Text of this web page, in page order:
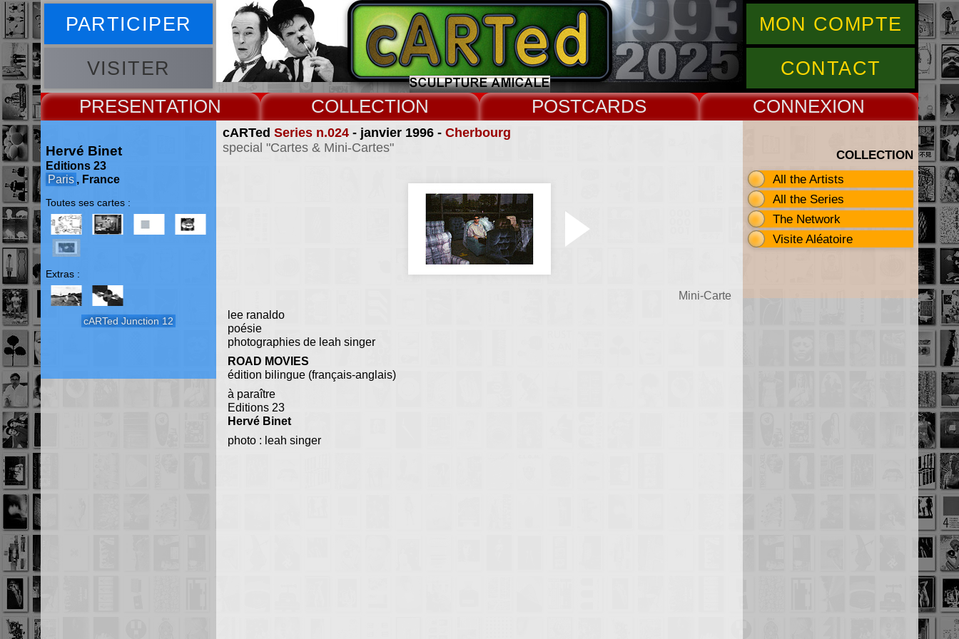
PARTICIPER
VISITER
MON COMPTE
CONTACT
PRESENT COLLECT CARDS CONNEX
cARTed Series n.024- janvier 1996 - Cherbourg
special "Cartes & Mini-Cartes"
Mini-Carte
lee ranaldo
poésie
photographies de leah singer
ROAD MOVIES
édition bilingue (français-anglais)
à paraître
Editions 23
Hervé Binet
photo : leah singer
Hervé Binet
Editions 23
Paris , France
Toutes ses cartes :
Extras :
cARTed Junction 12
COLLECTION
All the Artists
All the Series
The Network
Visite Aléatoire